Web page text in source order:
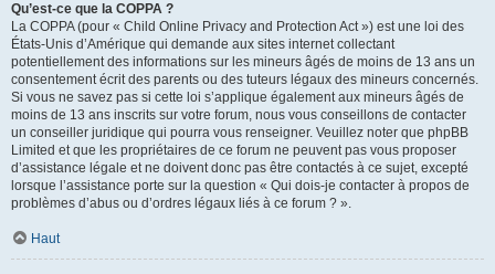
Qu’est-ce que la COPPA ?
La COPPA (pour « Child Online Privacy and Protection Act ») est une loi des
États-Unis d’Amérique qui demande aux sites internet collectant
potentiellement des informations sur les mineurs âgés de moins de 13 ans un
consentement écrit des parents ou des tuteurs légaux des mineurs concernés.
Si vous ne savez pas si cette loi s’applique également aux mineurs âgés de
moins de 13 ans inscrits sur votre forum, nous vous conseillons de contacter
un conseiller juridique qui pourra vous renseigner. Veuillez noter que phpBB
Limited et que les propriétaires de ce forum ne peuvent pas vous proposer
d’assistance légale et ne doivent donc pas être contactés à ce sujet, excepté
lorsque l’assistance porte sur la question « Qui dois-je contacter à propos de
problèmes d’abus ou d’ordres légaux liés à ce forum ? ».
Haut